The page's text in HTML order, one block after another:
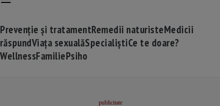
Prevenție și tratamentRemedii naturisteMedicii
răspundViața sexualăSpecialiștiCe te doare?
WellnessFamiliePsiho